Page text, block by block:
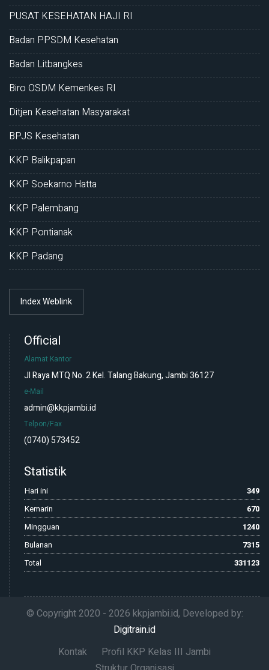
PUSAT KESEHATAN HAJI RI
Badan PPSDM Kesehatan
Badan Litbangkes
Biro OSDM Kemenkes RI
Ditjen Kesehatan Masyarakat
BPJS Kesehatan
KKP Balikpapan
KKP Soekarno Hatta
KKP Palembang
KKP Pontianak
KKP Padang
Index Weblink
Official
Alamat Kantor
Jl Raya MTQ No. 2 Kel. Talang Bakung, Jambi 36127
e-Mail
admin@kkpjambi.id
Telpon/Fax
(0740) 573452
Statistik
Hari ini
349
Kemarin
670
Mingguan
1240
Bulanan
7315
Total
331123
© Copyright 2020 - 2026 kkpjambi.id, Developed by:
Digitrain.id
Kontak
Profil KKP Kelas III Jambi